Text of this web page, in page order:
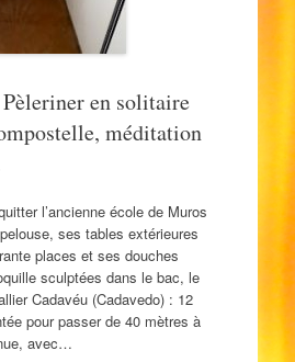
en solitaire
méditation
l’ancienne école de Muros
ses tables extérieures
places et ses douches
sculptées dans le bac, le
Cadavéu (Cadavedo) : 12
pour passer de 40 mètres à
avec…